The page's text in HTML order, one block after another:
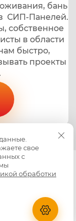
бань
СИП-Панелей.
собственное
в области
быстро,
проекты
свое
с
обработки